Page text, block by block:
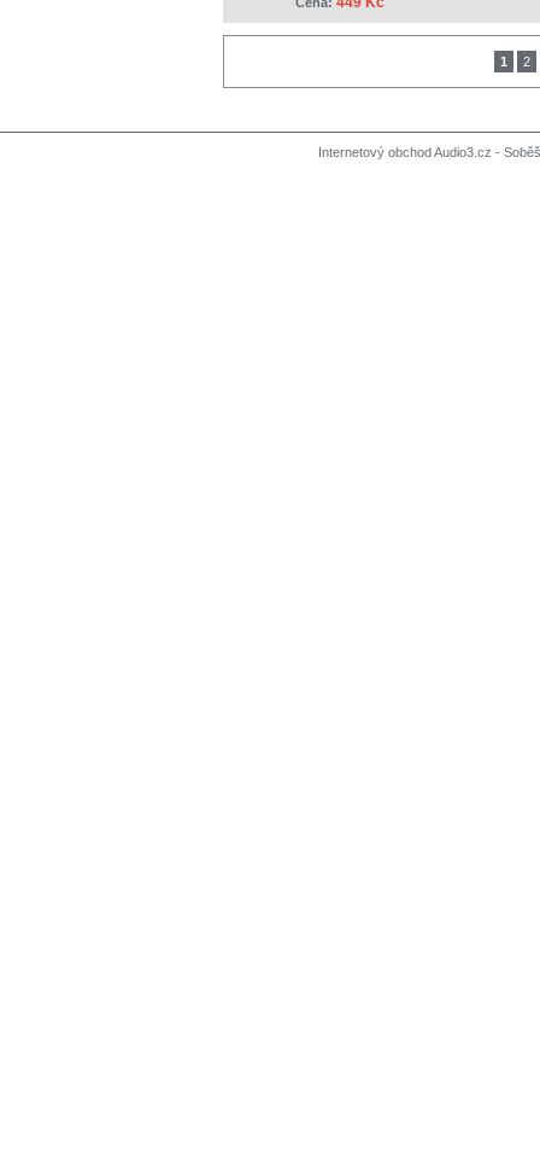
1 2
Internetový obchod Audio3.cz -